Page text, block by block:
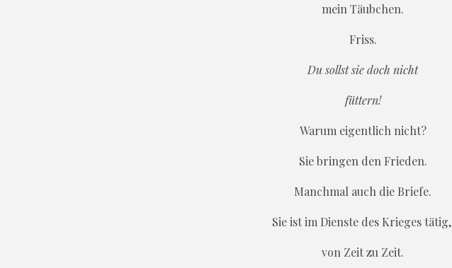
mein Täubchen.
Friss.
Du sollst sie doch nicht
füttern!
Warum eigentlich nicht?
Sie bringen den Frieden.
Manchmal auch die Briefe.
Sie ist im Dienste des Krieges tätig,
von Zeit zu Zeit.